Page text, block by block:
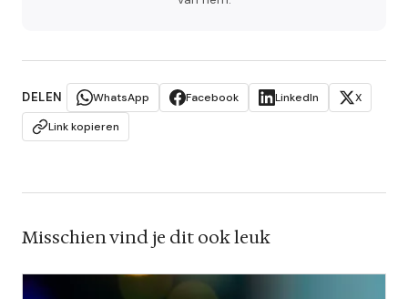
DELEN WhatsApp Facebook LinkedIn
X
Link kopieren
Misschien vind je dit ook leuk